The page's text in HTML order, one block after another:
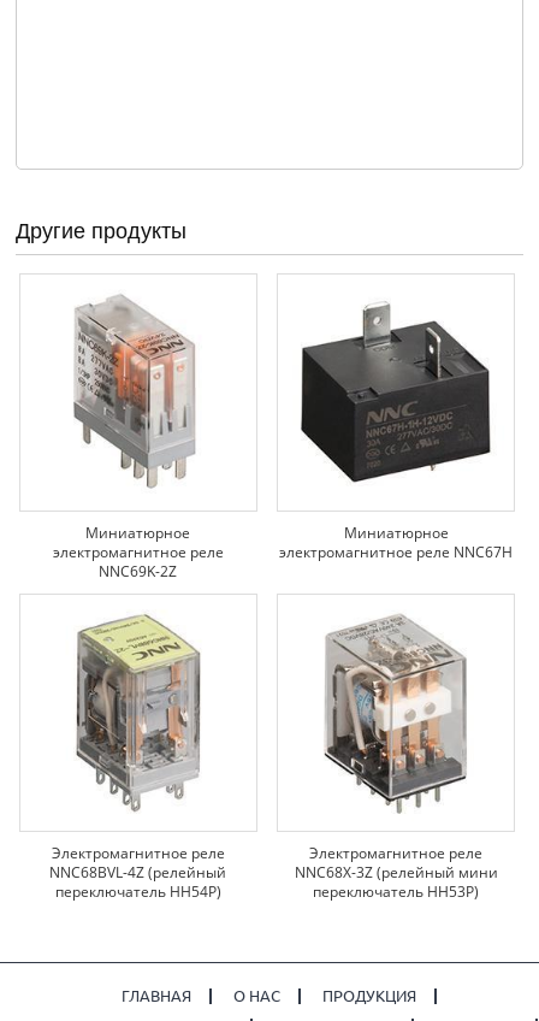
Другие продукты
Миниатюрное
электромагнитное реле
NNC69K-2Z
Миниатюрное
электромагнитное реле NNC67H
Электромагнитное реле
NNC68BVL-4Z (релейный
переключатель HH54P)
Электромагнитное реле
NNC68X-3Z (релейный мини
переключатель HH53P)
ГЛАВНАЯ О НАС
ПРОДУКЦИЯ